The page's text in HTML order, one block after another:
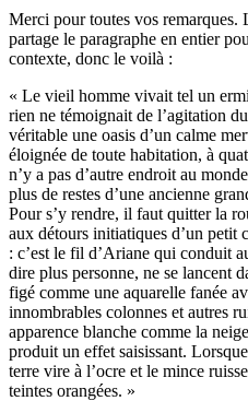
Merci pour toutes vos remarques.
partage le paragraphe en entier
contexte, donc le voilà :
« Le vieil homme vivait tel un
rien ne témoignait de l’agitation
véritable une oasis d’un calme
éloignée de toute habitation, à
n’y a pas d’autre endroit au
plus de restes d’une ancienne
Pour s’y rendre, il faut quitter la
aux détours initiatiques d’un petit
: c’est le fil d’Ariane qui conduit
dire plus personne, ne se lancent
figé comme une aquarelle fanée
innombrables colonnes et autres
apparence blanche comme la
produit un effet saisissant.
terre vire à l’ocre et le mince
teintes orangées. »